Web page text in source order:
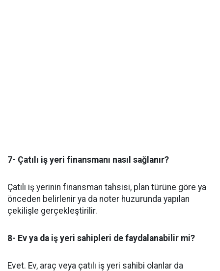
7- Çatılı iş yeri finansmanı nasıl sağlanır?
Çatılı iş yerinin finansman tahsisi, plan türüne göre ya
önceden belirlenir ya da noter huzurunda yapılan
çekilişle gerçekleştirilir.
8- Ev ya da iş yeri sahipleri de faydalanabilir mi?
Evet. Ev, araç veya çatılı iş yeri sahibi olanlar da